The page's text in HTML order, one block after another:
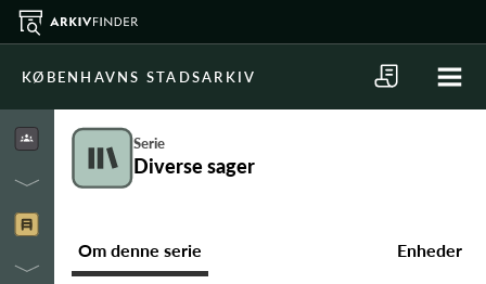
KØBENHAVNS STADSARKIV
Serie
Diverse sager
Om denne serie Enheder